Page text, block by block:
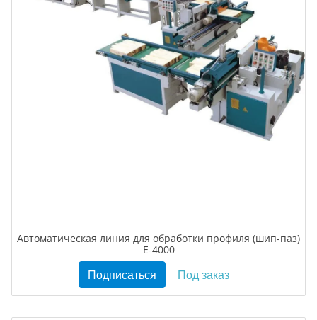
Автоматическая линия для обработки профиля (шип-паз)
E-4000
Подписаться Под заказ